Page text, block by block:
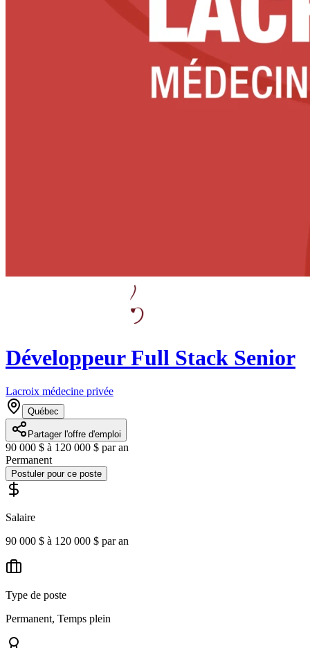
Développeur Full Stack Senior
Lacroix médecine privée
Québec
Partager l'offre d'emploi
90 000 $ à 120 000 $ par an
Permanent
Postuler pour ce poste
Salaire
90 000 $ à 120 000 $ par an
Type de poste
Permanent, Temps plein